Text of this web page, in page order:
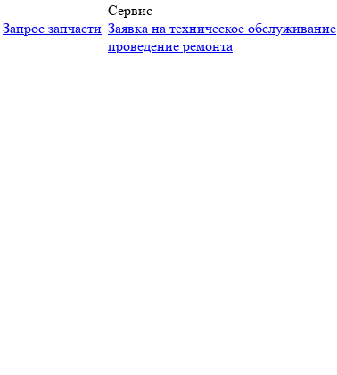
Запрос запчасти
Сервис
Заявка на техническое обслуживание
проведение ремонта